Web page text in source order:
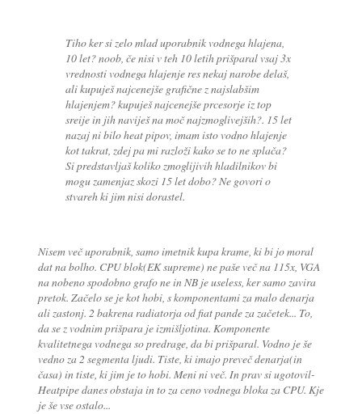
Tiho ker si zelo mlad uporabnik vodnega hlajena,
10 let? noob, če nisi v teh 10 letih prišparal vsaj 3x
vrednosti vodnega hlajenje res nekaj narobe delaš,
ali kupuješ najcenejše grafične z najslabšim
hlajenjem? kupuješ najcenejše prcesorje iz top
sreije in jih naviješ na moč najzmoglivejših?. 15 let
nazaj ni bilo heat pipov, imam isto vodno hlajenje
kot takrat, zdej pa mi razloži kako se to ne splača?
Si predstavljaš koliko zmoglijivih hladilnikov bi
mogu zamenjaz skozi 15 let dobo? Ne govori o
stvareh ki jim nisi dorastel.
Nisem več uporabnik, samo imetnik kupa krame, ki bi jo moral
dat na bolho. CPU blok(EK supreme) ne paše več na 115x, VGA
na nobeno spodobno grafo ne in NB je useless, ker samo zavira
pretok. Začelo se je kot hobi, s komponentami za malo denarja
ali zastonj. 2 bakrena radiatorja od fiat pande za začetek... To,
da se z vodnim prišpara je izmišljotina. Komponente
kvalitetnega vodnega so predrage, da bi prišparal. Vodno je še
vedno za 2 segmenta ljudi. Tiste, ki imajo preveč denarja(in
časa) in tiste, ki jim je to hobi. Meni ni več. In prav si ugotovil-
Heatpipe danes obstaja in to za ceno vodnega bloka za CPU. Kje
je še vse ostalo...